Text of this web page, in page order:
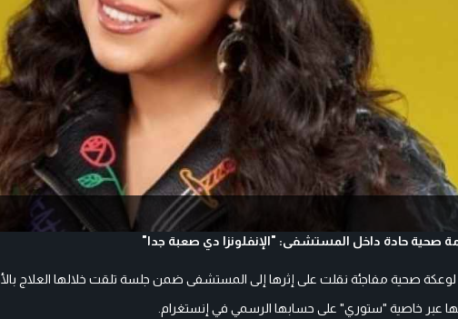
صحية حادة داخل المستشفى: "الإنفلونزا دي صعبة جدا"
لوعكة صحية مفاجئة نقلت على إثرها إلى المستشفى ضمن جلسة تلقت خلالها العلاج
عبر خاصية "ستوري" على حسابها الرسمي في إنستغرام.